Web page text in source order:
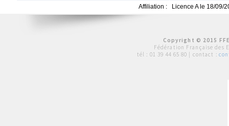
Affiliation :
Licence A le 18/09/
Copyright © 2015
Fédération Française des
tél : 01 39 44 65 80 | contact :